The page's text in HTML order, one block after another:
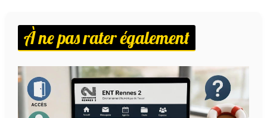
À ne pas rater également